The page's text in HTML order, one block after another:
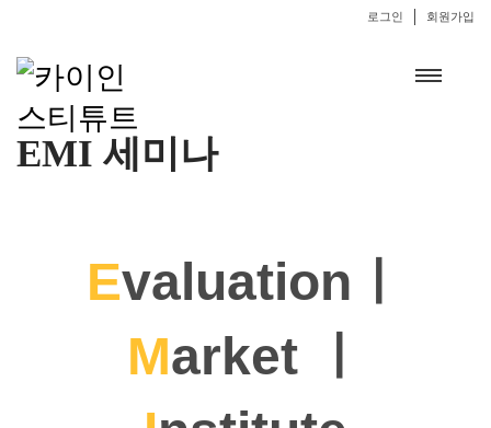
로그인 회원가입
EMI 세미나
Evaluationㅣ
Market ㅣ